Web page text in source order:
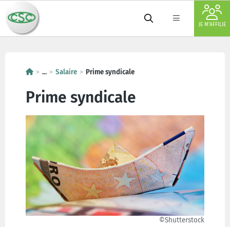
JE M'AFFILIE
... Salaire Prime syndicale
Prime syndicale
©Shutterstock